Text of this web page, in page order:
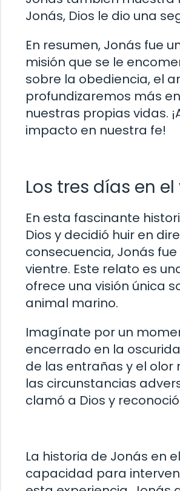
Jonás, Dios le dio una
En resumen, Jonás fue
misión que se le
sobre la obediencia, el
profundizaremos más
nuestras propias vidas.
impacto en nuestra fe!
Los tres días en
En esta fascinante
Dios y decidió huir en
consecuencia, Jonás
vientre. Este relato es
ofrece una visión única
animal marino.
Imagínate por un
encerrado en la
de las entrañas y el
las circunstancias
clamó a Dios y
La historia de Jonás en
capacidad para